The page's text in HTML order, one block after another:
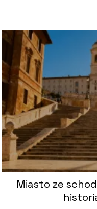
Miasto ze